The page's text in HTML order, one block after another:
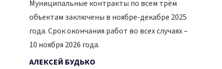
Муниципальные контракты по всем трём
объектам заключены в ноябре-декабре 2025
года. Срок окончания работ во всех случаях –
10 ноября 2026 года.
АЛЕКСЕЙ БУДЬКО